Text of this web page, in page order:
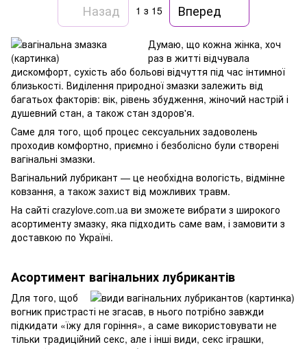
Назад 1 з 15 Вперед
Думаю, що кожна жінка, хоч
раз в житті відчувала
дискомфорт, сухість або больові відчуття під час інтимної
близькості. Виділення природної змазки залежить від
багатьох факторів: вік, рівень збудження, жіночий настрій і
душевний стан, а також стан здоров'я.
Саме для того, щоб процес сексуальних задоволень
проходив комфортно, приємно і безболісно були створені
вагінальні змазки.
Вагінальний лубрикант — це необхідна вологість, відмінне
ковзання, а також захист від можливих травм.
На сайті crazylove.com.ua ви зможете вибрати з широкого
асортименту змазку, яка підходить саме вам, і замовити з
доставкою по Україні.
Асортимент вагінальних лубрикантів
Для того, щоб
вогник пристрасті не згасав, в нього потрібно завжди
підкидати «їжу для горіння», а саме використовувати не
тільки традиційний секс, але і інші види, секс іграшки,